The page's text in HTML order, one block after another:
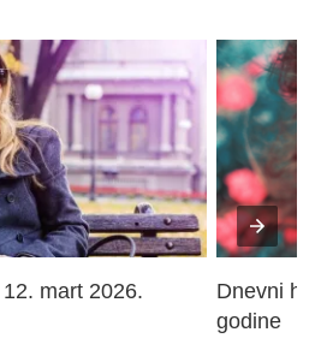
mart 2026.
Dnevni
godine